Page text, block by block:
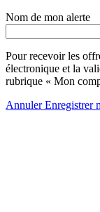
Nom de mon alerte
Pour recevoir les
électronique et la
rubrique « Mon
AnnulerEnregistrer